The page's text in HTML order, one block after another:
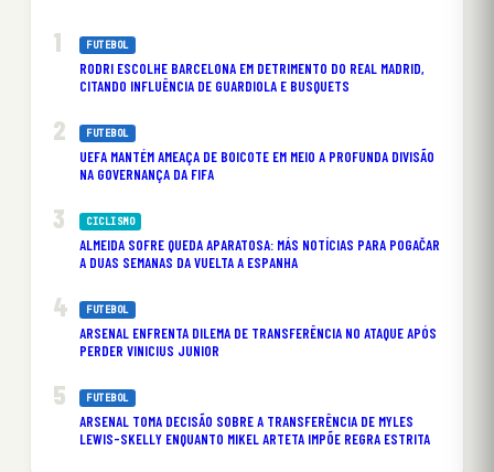
FUTEBOL
RODRI ESCOLHE BARCELONA EM DETRIMENTO DO REAL MADRID,
CITANDO INFLUÊNCIA DE GUARDIOLA E BUSQUETS
FUTEBOL
UEFA MANTÉM AMEAÇA DE BOICOTE EM MEIO A PROFUNDA DIVISÃO
NA GOVERNANÇA DA FIFA
CICLISMO
ALMEIDA SOFRE QUEDA APARATOSA: MÁS NOTÍCIAS PARA POGAČAR
A DUAS SEMANAS DA VUELTA A ESPANHA
FUTEBOL
ARSENAL ENFRENTA DILEMA DE TRANSFERÊNCIA NO ATAQUE APÓS
PERDER VINICIUS JUNIOR
FUTEBOL
ARSENAL TOMA DECISÃO SOBRE A TRANSFERÊNCIA DE MYLES
LEWIS-SKELLY ENQUANTO MIKEL ARTETA IMPÕE REGRA ESTRITA